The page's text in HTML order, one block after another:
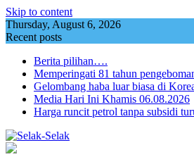
Skip to content
Thursday, August 6, 2026
Recent posts
Berita pilihan….
Memperingati 81 tahun
Gelombang haba luar biasa di
Media Hari Ini Khamis 06.08.2026
Harga runcit petrol tanpa subsidi